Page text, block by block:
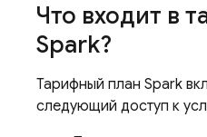
Что входит в
Spark?
Тарифный план Spark
следующий доступ к